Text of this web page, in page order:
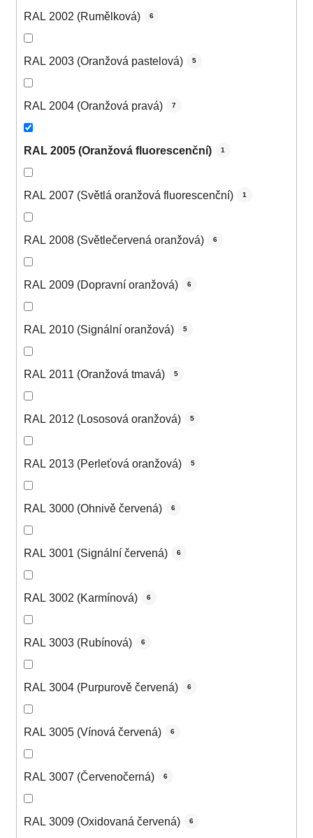
RAL 2002 (Rumělková) 6
RAL 2003 (Oranžová pastelová) 5
RAL 2004 (Oranžová pravá) 7
RAL 2005 (Oranžová fluorescenční) 1
RAL 2007 (Světlá oranžová fluorescenční) 1
RAL 2008 (Světlečervená oranžová) 6
RAL 2009 (Dopravní oranžová) 6
RAL 2010 (Signální oranžová) 5
RAL 2011 (Oranžová tmavá) 5
RAL 2012 (Lososová oranžová) 5
RAL 2013 (Perleťová oranžová) 5
RAL 3000 (Ohnivě červená) 6
RAL 3001 (Signální červená) 6
RAL 3002 (Karmínová) 6
RAL 3003 (Rubínová) 6
RAL 3004 (Purpurově červená) 6
RAL 3005 (Vínová červená) 6
RAL 3007 (Červenočerná) 6
RAL 3009 (Oxidovaná červená) 6